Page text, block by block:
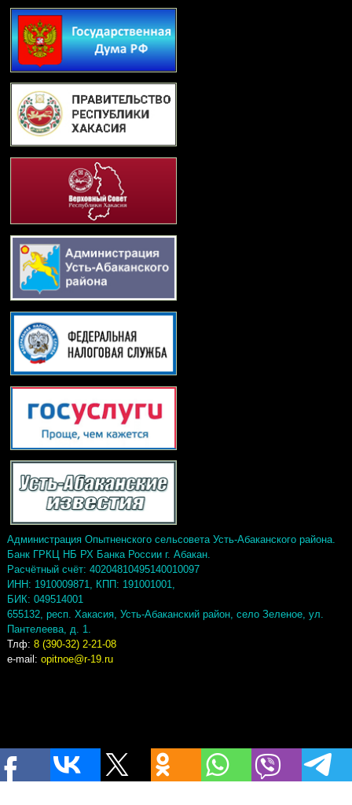
Администрация Опытненского сельсовета Усть-Абаканского района.
Банк ГРКЦ НБ РХ Банка России г. Абакан.
Расчётный счёт: 40204810495140010097
ИНН: 1910009871, КПП: 191001001,
БИК: 049514001
655132, респ. Хакасия, Усть-Абаканский район, село Зеленое, ул.
Пантелеева, д. 1.
Тлф: 8 (390-32) 2-21-08
e-mail: opitnoe@r-19.ru